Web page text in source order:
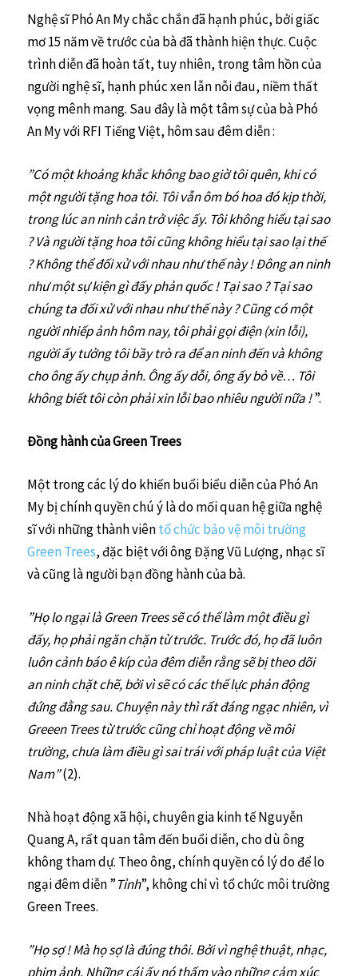
Nghệ sĩ Phó An My chắc chắn đã hạnh phúc, bởi giấc
mơ 15 năm về trước của bà đã thành hiện thực. Cuộc
trình diễn đã hoàn tất, tuy nhiên, trong tâm hồn của
người nghệ sĩ, hạnh phúc xen lẫn nỗi đau, niềm thất
vọng mênh mang. Sau đây là một tâm sự của bà Phó
An My với RFI Tiếng Việt, hôm sau đêm diễn :
”Có một khoảng khắc không bao giờ tôi quên, khi có
một người tặng hoa tôi. Tôi vẫn ôm bó hoa đó kịp thời,
trong lúc an ninh cản trở việc ấy. Tôi không hiểu tại sao
? Và người tặng hoa tôi cũng không hiểu tại sao lại thế
? Không thể đối xử với nhau như thế này ! Đông an ninh
như một sự kiện gì đấy phản quốc ! Tại sao ? Tại sao
chúng ta đối xử với nhau như thế này ? Cũng có một
người nhiếp ảnh hôm nay, tôi phải gọi điện (xin lỗi),
người ấy tưởng tôi bầy trò ra để an ninh đến và không
cho ông ấy chụp ảnh. Ông ấy dỗi, ông ấy bỏ về… Tôi
không biết tôi còn phải xin lỗi bao nhiêu người nữa !”.
Đồng hành của Green Trees
Một trong các lý do khiến buổi biểu diễn của Phó An
My bị chính quyền chú ý là do mối quan hệ giữa nghệ
sĩ với những thành viêntổ chức bảo vệ môi trường
Green Trees, đặc biệt với ông Đặng Vũ Lượng, nhạc sĩ
và cũng là người bạn đồng hành của bà.
”Họ lo ngại là Green Trees sẽ có thể làm một điều gì
đấy, họ phải ngăn chặn từ trước. Trước đó, họ đã luôn
luôn cảnh báo ê kíp của đêm diễn rằng sẽ bị theo dõi
an ninh chặt chẽ, bởi vì sẽ có các thế lực phản động
đứng đằng sau. Chuyện này thì rất đáng ngạc nhiên, vì
Greeen Trees từ trước cũng chỉ hoạt động về môi
trường, chưa làm điều gì sai trái với pháp luật của Việt
Nam”(2).
Nhà hoạt động xã hội, chuyên gia kinh tế Nguyễn
Quang A, rất quan tâm đến buổi diễn, cho dù ông
không tham dự. Theo ông, chính quyền có lý do để lo
ngại đêm diễn ”Tỉnh”, không chỉ vì tổ chức môi trường
Green Trees.
”Họ sợ ! Mà họ sợ là đúng thôi. Bởi vì nghệ thuật, nhạc,
phim ảnh. Những cái ấy nó thấm vào những cảm xúc